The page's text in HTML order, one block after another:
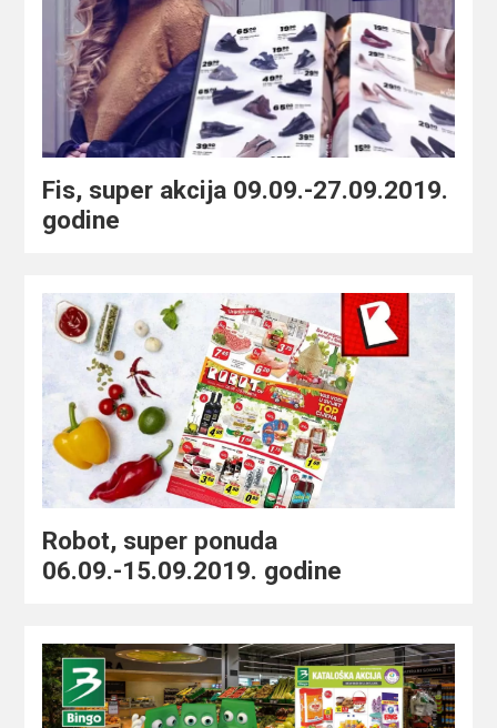
Fis, super akcija 09.09.-27.09.2019.
godine
Robot, super ponuda
06.09.-15.09.2019. godine